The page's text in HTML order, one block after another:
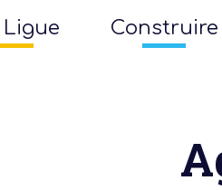
Ligue Construire